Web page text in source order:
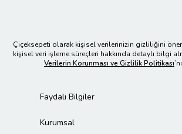
Çiçeksepeti olarak kişisel verilerinizin gizliliğini
kişisel veri işleme süreçleri hakkında detaylı bilgi
Verilerin Korunması ve Gizlilik Politikası
Faydalı Bilgiler
Kurumsal